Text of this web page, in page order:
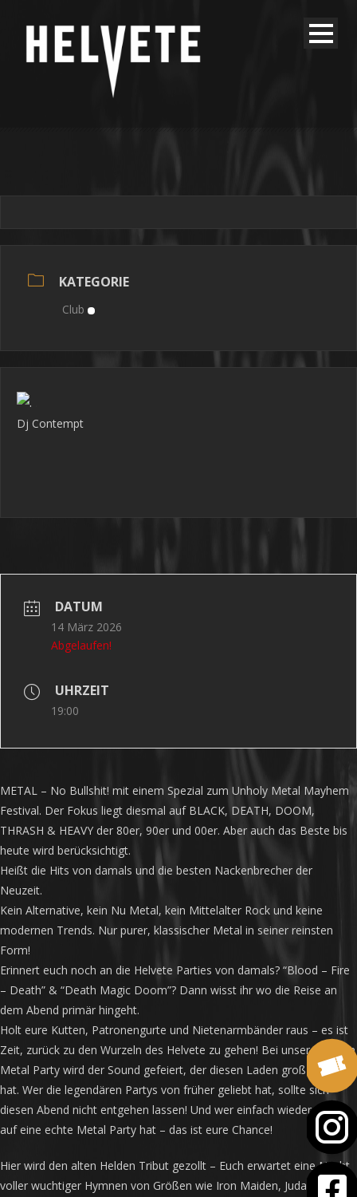
KATEGORIE
Club
Dj Contempt
DATUM
14 März 2026
Abgelaufen!
UHRZEIT
19:00
METAL – No Bullshit! mit einem Spezial zum Unholy Metal Mayhem
Festival. Der Fokus liegt diesmal auf BLACK, DEATH, DOOM,
THRASH & HEAVY der 80er, 90er und 00er. Aber auch das Beste bis
heute wird berücksichtigt.
Heißt die Hits von damals und die besten Nackenbrecher der
Neuzeit.
Kein Alternative, kein Nu Metal, kein Mittelalter Rock und keine
modernen Trends. Nur purer, klassischer Metal in seiner reinsten
Form!
Erinnert euch noch an die Helvete Parties von damals? “Blood – Fire
– Death” & “Death Magic Doom”? Dann wisst ihr wo die Reise an
dem Abend primär hingeht.
Holt eure Kutten, Patronengurte und Nietenarmbänder raus – es ist
Zeit, zurück zu den Wurzeln des Helvete zu gehen! Bei unserer neuen
Metal Party wird der Sound gefeiert, der diesen Laden groß gemacht
hat. Wer die legendären Partys von früher geliebt hat, sollte sich
diesen Abend nicht entgehen lassen! Und wer einfach wieder Bock
auf eine echte Metal Party hat – das ist eure Chance!
Hier wird den alten Helden Tribut gezollt – Euch erwartet eine Nacht
voller wuchtiger Hymnen von Größen wie Iron Maiden, Judas Priest,